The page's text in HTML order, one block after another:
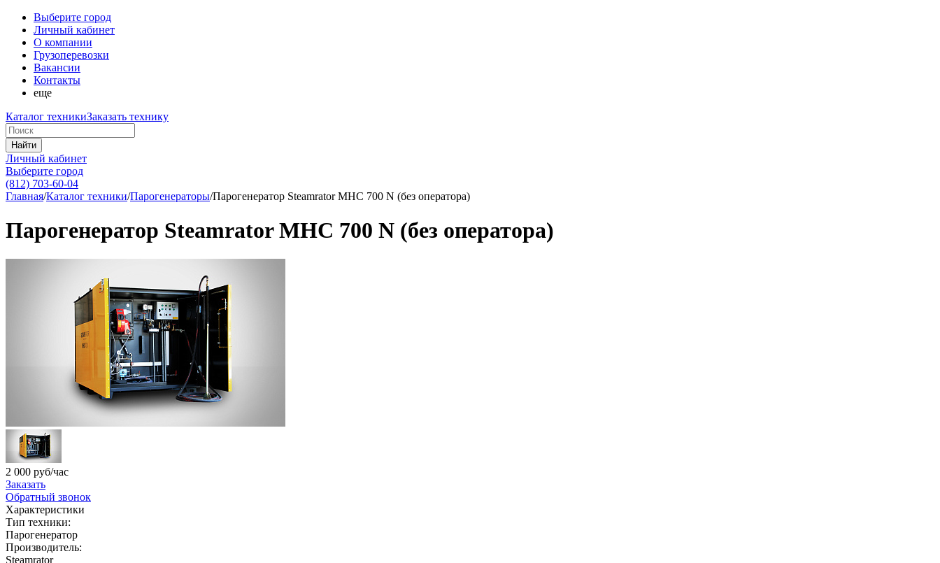
Выберите город
Личный кабинет
О компании
Грузоперевозки
Вакансии
Контакты
еще
Каталог техникиЗаказать технику
Найти
Личный кабинет
Выберите город
(812) 703-60-04
Главная/Каталог техники/Парогенераторы/Парогенератор Steamrator МНC 700 N (без оператора)
Парогенератор Steamrator МНC 700 N (без оператора)
2 000 руб/час
Заказать
Обратный звонок
Характеристики
Тип техники:
Парогенератор
Производитель:
Steamrator